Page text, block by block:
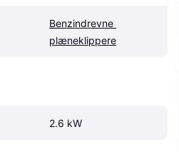
Benzindrevne
plæneklippere
2.6 kW